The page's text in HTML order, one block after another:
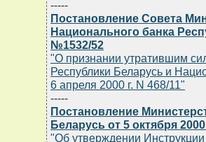
-----
Постановление Совета
Национального банка
№1532/52
"О признании утратившим
Республики Беларусь и
6 апреля 2000 г. N 468/11"
-----
Постановление
Беларусь от 5 октября
"Об утверждении